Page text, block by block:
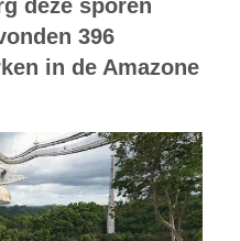
deze sporen
396
in de Amazone